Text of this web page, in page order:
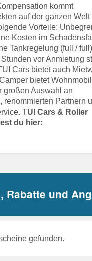
kommt
auf der ganzen Welt
Vorteile:
Kosten im
Tankregelung (full /
vor Anmietung
Cars bietet auch
bietet
großen Auswahl an
renommierten Partnern
TUI Cars & Roller
du hier:
Rabatte und
gefunden.